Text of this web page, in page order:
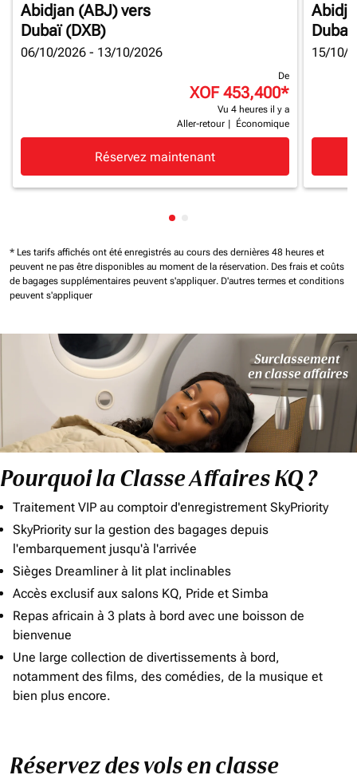
Abidjan (ABJ)vers
Dubaï (DXB)
06/10/2026 - 13/10/2026
De
XOF 453,400*
Vu 4 heures il y a
Aller-retour
Économique
Réservez maintenant
Dubaï
15/10/
Affichage de cmp-pagination-
* Les tarifs affichés ont été enregistrés au cours des dernières 48 heures et
peuvent ne pas être disponibles au moment de la réservation. Des frais et coûts
de bagages supplémentaires peuvent s'appliquer. D'autres termes et conditions
peuvent s'appliquer
Pourquoi la Classe Affaires KQ ?
Traitement VIP au comptoir d'enregistrement SkyPriority
SkyPriority sur la gestion des bagages depuis
l'embarquement jusqu'à l'arrivée
Sièges Dreamliner à lit plat inclinables
Accès exclusif aux salons KQ, Pride et Simba
Repas africain à 3 plats à bord avec une boisson de
bienvenue
Une large collection de divertissements à bord,
notamment des films, des comédies, de la musique et
bien plus encore.
Réservez des vols en classe